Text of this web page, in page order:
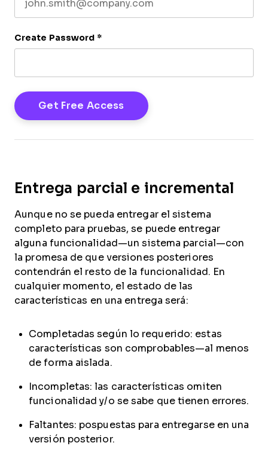
Create Password *
Entrega parcial e incremental
Aunque no se pueda entregar el sistema
completo para pruebas, se puede entregar
alguna funcionalidad—un sistema parcial—con
la promesa de que versiones posteriores
contendrán el resto de la funcionalidad. En
cualquier momento, el estado de las
características en una entrega será:
Completadas según lo requerido: estas
características son comprobables—al menos
de forma aislada.
Incompletas: las características omiten
funcionalidad y/o se sabe que tienen errores.
Faltantes: pospuestas para entregarse en una
versión posterior.